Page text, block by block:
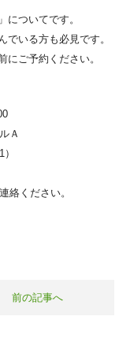
についてです。
いる方も必見です。
にご予約ください。
Ａ
絡ください。
前の記事へ